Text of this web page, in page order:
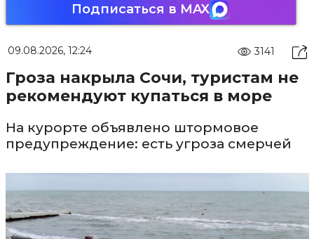
Подписаться в MAX
09.08.2026, 12:24 3141
Гроза накрыла Сочи, туристам не
рекомендуют купаться в море
На курорте объявлено штормовое
предупреждение: есть угроза смерчей